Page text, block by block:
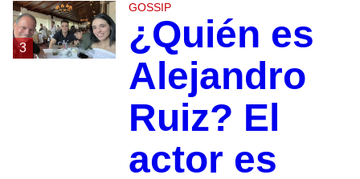
3
GOSSIP
¿Quién es
Alejandro
Ruiz? El
actor es